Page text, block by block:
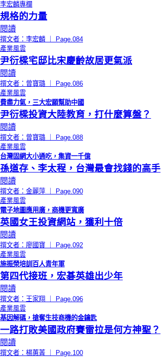
李宏麟專欄
規格的力量
閱讀
撰文者：李宏麟 ｜ Page.084
產業風雲
尹衍樑宅邸比宋慶齡故居更氣派
閱讀
撰文者：曾寶璐 ｜ Page.086
產業風雲
費盡力氣，三大宏願幫助中國
尹衍樑投資大陸教育，打什麼算盤？
閱讀
撰文者：曾寶璐 ｜ Page.088
產業風雲
台灣固網大小通吃，集資一千億
孫道存、李太程，台灣最會找錢的高手
閱讀
撰文者：金麗萍 ｜ Page.090
產業風雲
電子地圖應用廣，商機更寬廣
英國女王投資網站，獲利十倍
閱讀
撰文者：廖國寶 ｜ Page.092
產業風雲
施振榮培訓百人青年軍
第四代接班，宏碁英雄出少年
閱讀
撰文者：王家翔 ｜ Page.096
產業風雲
基因解碼，搶奪生技商機的金鑰匙
一路打敗美國政府賽雷拉是何方神聖？
閱讀
撰文者：楊蕙菁 ｜ Page.100